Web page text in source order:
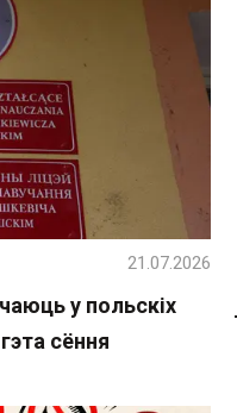
у польскіх
сёння
21.07.2026